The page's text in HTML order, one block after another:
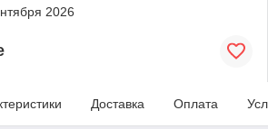
2026
Доставка Оплата